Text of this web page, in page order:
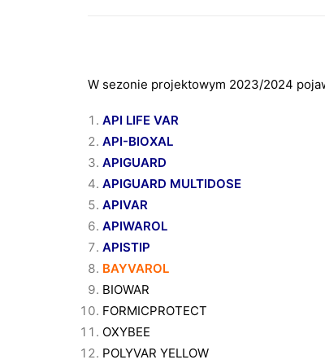
W sezonie projektowym 2023/2024
API LIFE VAR
API-BIOXAL
APIGUARD
APIGUARD MULTIDOSE
APIVAR
APIWAROL
APISTIP
BAYVAROL
BIOWAR
FORMICPROTECT
OXYBEE
POLYVAR YELLOW